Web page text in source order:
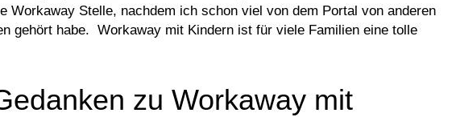
Workaway Stelle, nachdem ich schon viel von dem Portal von anderen
gehört habe. Workaway mit Kindern ist für viele Familien eine tolle
zu Workaway mit